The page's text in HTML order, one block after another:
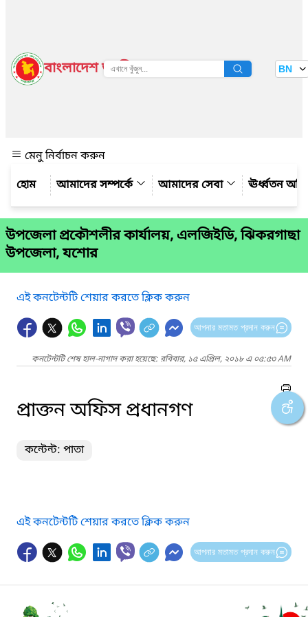
বাংলাদেশ জাতীয় তথ্য বাতায়ন BN
মেনু নির্বাচন করুন
আমাদের সম্পর্কে
আমাদের সেবা ঊর্ধ্বতন
উপজেলা প্রকৌশলীর কার্যালয়, এলজিইডি, ঝিকরগাছা
উপজেলা, যশোর
এই কনটেন্টটি শেয়ার করতে ক্লিক করুন
আপনার মতামত প্রদান করুন
কনটেন্টটি শেষ হাল-নাগাদ করা হয়েছে: রবিবার, ১৫ এপ্রিল, ২০১৮ এ ০৫:৫৩ AM
প্রাক্তন অফিস প্রধানগণ
কন্টেন্ট: পাতা
এই কনটেন্টটি শেয়ার করতে ক্লিক করুন
আপনার মতামত প্রদান করুন